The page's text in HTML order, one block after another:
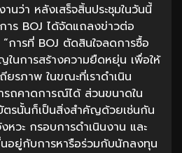
นว่า หลังเสร็จสิ้นประชุมในวันนี้
าร BOJ ได้จัดแถลงข่าวต่อ
การที่ BOJ ตัดสินใจลดการซื้อ
นการสร้างความยืดหยุ่น เพื่อให้
ยรภาพ ในขณะที่เราดำเนิน
รถคาดการณ์ได้ ส่วนขนาดใน
รนั้นก็เป็นสิ่งสำคัญด้วยเช่นกัน
หวะ กรอบการดำเนินงาน และ
อยู่กับการหารือร่วมกับนักลงทุน